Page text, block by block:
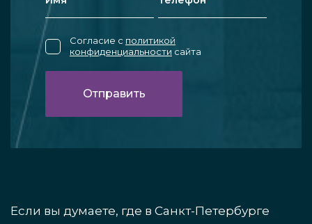
Согласие с политикой
конфиденциальности сайта
Если вы думаете, где в Санкт-Петербурге